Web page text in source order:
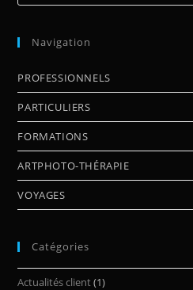
Navigation
PROFESSIONNELS
PARTICULIERS
FORMATIONS
ARTPHOTO-THÉRAPIE
VOYAGES
Catégories
Actualités client(1)